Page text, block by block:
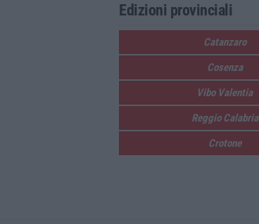
Edizioni provinciali
Catanzaro
Cosenza
Vibo Valentia
Reggio Calabria
Crotone